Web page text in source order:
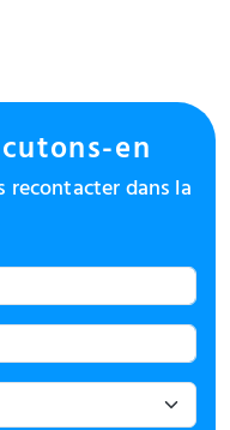
en
recontacter dans la